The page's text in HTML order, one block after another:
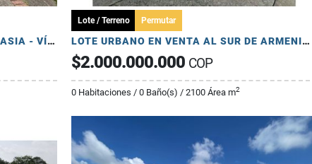
CASA CAMPESTRE EN VENTA - CIRCASIA - VÍA ARMENIA PEREIRA
Lote / Terreno Permutar
LOTE URBANO EN VENTA AL SUR DE ARMENIA, ARENALES – USO INDUSTRIAL
$2.000.000.000 COP
0 Habitaciones / 0 Baño(s) / 2100 Área m2